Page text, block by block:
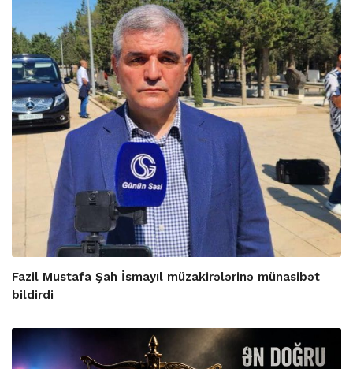
Fazil Mustafa Şah İsmayıl müzakirələrinə münasibət
bildirdi